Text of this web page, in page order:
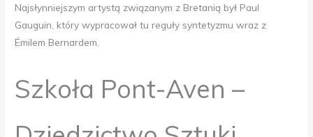
Najsłynniejszym artystą związanym z Bretanią był Paul
Gauguin, który wypracował tu reguły syntetyzmu wraz z
Émilem Bernardem.
Szkoła Pont-Aven –